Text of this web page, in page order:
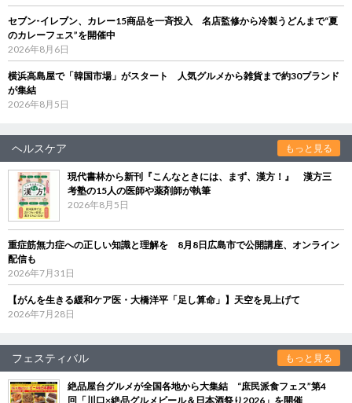
セブン‐イレブン、カレー15商品を一斉投入 名店監修から冷製うどんまで“夏
のカレーフェス”を開催中
2026年8月6日
横浜高島屋で「韓国市場」がスタート 人気グルメから雑貨まで約30ブランド
が集結
2026年8月5日
ヘルスケア もっと見る
現代書林から新刊『こんなときには、まず、漢方！』 漢方三
考塾の15人の医師や薬剤師が執筆
2026年8月5日
重症筋無力症への正しい知識と理解を 8月8日広島市で公開講座、オンライン
配信も
2026年7月31日
【がんを生きる緩和ケア医・大橋洋平「足し算命」】天空を見上げて
2026年7月28日
フェスティバル もっと見る
絶品屋台グルメが全国各地から大集結 “庶民派食フェス”第4
回「川口×絶品グルメビール＆日本酒祭り2026」を開催